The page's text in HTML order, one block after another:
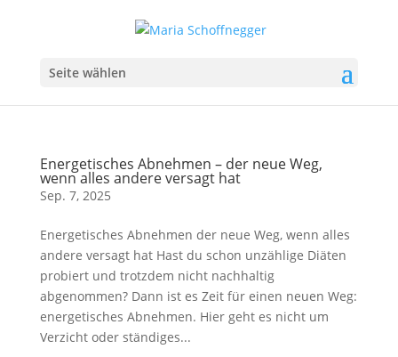
Seite wählen
Energetisches Abnehmen – der neue Weg,
wenn alles andere versagt hat
Sep. 7, 2025
Energetisches Abnehmen der neue Weg, wenn alles
andere versagt hat Hast du schon unzählige Diäten
probiert und trotzdem nicht nachhaltig
abgenommen? Dann ist es Zeit für einen neuen Weg:
energetisches Abnehmen. Hier geht es nicht um
Verzicht oder ständiges...